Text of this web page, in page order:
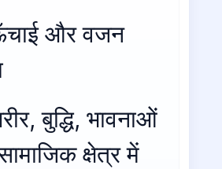
और वजन
बुद्धि, भावनाओं
क्षेत्र में